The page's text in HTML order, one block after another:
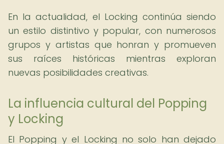
En la actualidad, el Locking continúa siendo
un estilo distintivo y popular, con numerosos
grupos y artistas que honran y promueven
sus raíces históricas mientras exploran
nuevas posibilidades creativas.
La influencia cultural del Popping
y Locking
El Popping y el Locking no solo han dejado